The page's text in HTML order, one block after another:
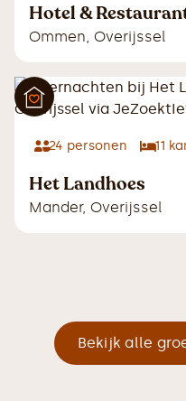
Hotel &
Ommen, Overijssel
24 personen 11
Het Landhoes
Mander, Overijssel
Bekijk alle